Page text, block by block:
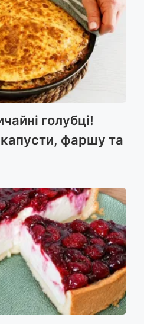
голубці!
капусти, фаршу та